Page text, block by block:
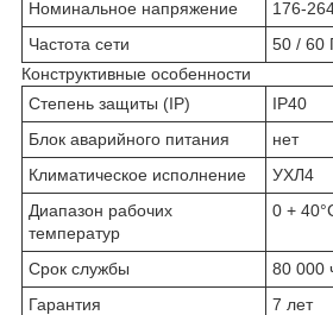
Номинальное напряжение
176-
Частота сети
50 / 60
Конструктивные особенности
Степень защиты (IP)
IP40
Блок аварийного питания
нет
Климатическое исполнение
УХЛ4
Диапазон рабочих
температур
0 +
Срок службы
80 000
Гарантия
7 лет